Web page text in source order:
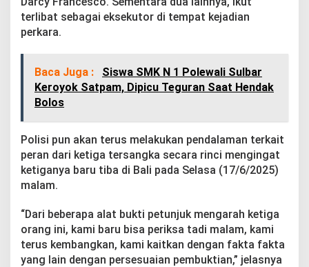
terlibat sebagai eksekutor di tempat kejadian
perkara.
Baca Juga :
Siswa SMK N 1 Polewali Sulbar
Keroyok Satpam, Dipicu Teguran Saat Hendak
Bolos
Polisi pun akan terus melakukan pendalaman terkait
peran dari ketiga tersangka secara rinci mengingat
ketiganya baru tiba di Bali pada Selasa (17/6/2025)
malam.
“Dari beberapa alat bukti petunjuk mengarah ketiga
orang ini, kami baru bisa periksa tadi malam, kami
terus kembangkan, kami kaitkan dengan fakta fakta
yang lain dengan persesuaian pembuktian,” jelasnya